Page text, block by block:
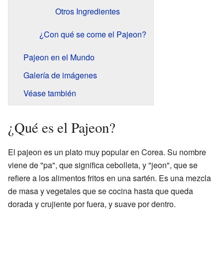
Otros Ingredientes
¿Con qué se come el Pajeon?
Pajeon en el Mundo
Galería de imágenes
Véase también
¿Qué es el Pajeon?
El pajeon es un plato muy popular en Corea. Su nombre
viene de "pa", que significa cebolleta, y "jeon", que se
refiere a los alimentos fritos en una sartén. Es una mezcla
de masa y vegetales que se cocina hasta que queda
dorada y crujiente por fuera, y suave por dentro.